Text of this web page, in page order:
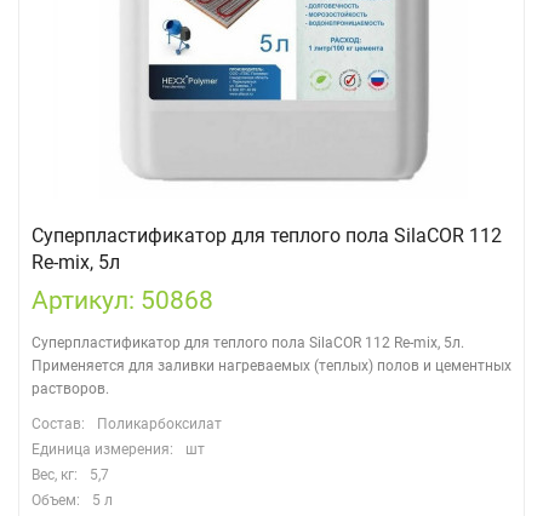
Суперпластификатор для теплого пола SilaCOR 112
Re-mix, 5л
Артикул: 50868
Суперпластификатор для теплого пола SilaCOR 112 Re-mix, 5л.
Применяется для заливки нагреваемых (теплых) полов и цементных
растворов.
Состав:
Поликарбоксилат
Единица измерения:
шт
Вес, кг:
5,7
Объем:
5 л